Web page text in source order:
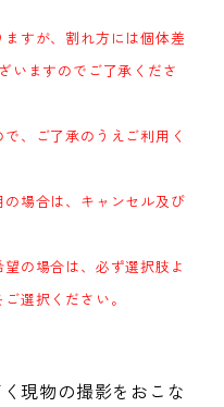
すが、割れ方には個体差
いますのでご了承くださ
、ご了承のうえご利用く
場合は、キャンセル及び
の場合は、必ず選択肢よ
選択ください。
現物の撮影をおこな